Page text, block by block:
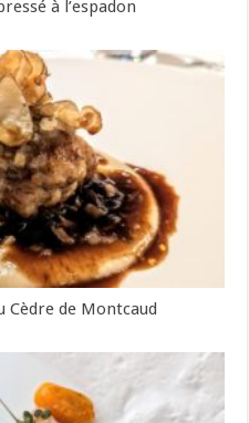
à l’espadon
Cèdre de Montcaud